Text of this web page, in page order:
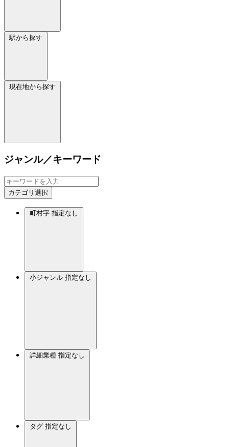
駅から探す
現在地から探す
ジャンル／キーワード
カテゴリ選択
町村字 指定なし
小ジャンル 指定なし
詳細業種 指定なし
タグ 指定なし